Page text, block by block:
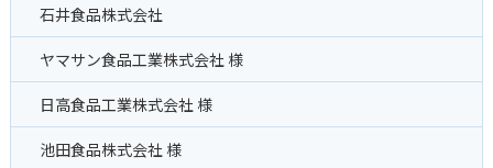
石井食品株式会社
ヤマサン食品工業株式会社 様
日高食品工業株式会社 様
池田食品株式会社 様